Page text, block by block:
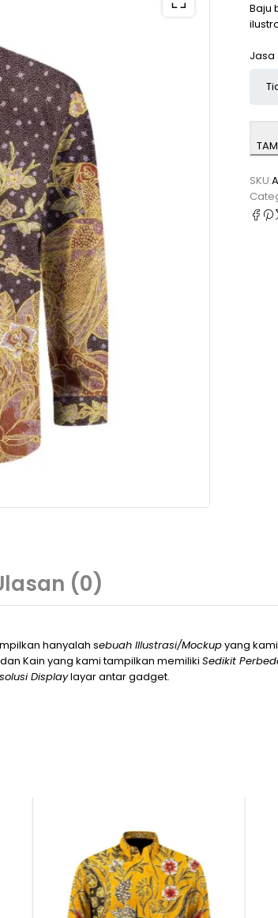
Baju
Jasa
SKU:
(0)
hanyalah sebuah Illustrasi/Mockupyang
Kain yang kami tampilkan memiliki Sedikit
Displaylayar antar gadget.